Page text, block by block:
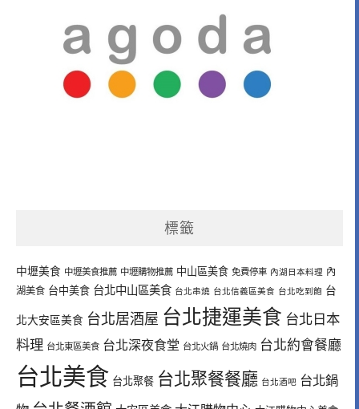
標籤
中壢美食 中壢美食推薦 中壢購物推薦 中山區美食 免費停車 內湖日本料理 內
湖美食 台中美食 台北中山區美食 台北串燒 台北信義區美食 台北吃到飽 台
北大安區美食 台北居酒屋 台北捷運美食 台北日本
料理 台北東區美食 台北深夜食堂 台北火鍋 台北燒肉 台北約會餐廳
台北美食 台北聚餐 台北聚餐餐廳 台北酒吧 台北鍋